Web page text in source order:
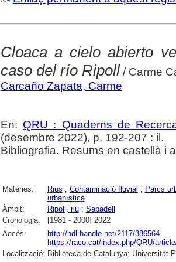
Cloaca a cielo abierto
caso del río Ripoll/ Carme
Carcaño Zapata, Carme
En: QRU : Quaderns de
(desembre 2022), p. 192-207 : il.
Bibliografia. Resums en castellà i
Matèries: Rius ; Contaminació fluvial ; Parcs
urbanística
Àmbit:
Ripoll, riu; Sabadell
Cronologia:
[1981 - 2000] 2022
Accés:
http://hdl.handle.net/2117/386564
https://raco.cat/index.php/QRU/
Localització: Biblioteca de Catalunya; Universitat